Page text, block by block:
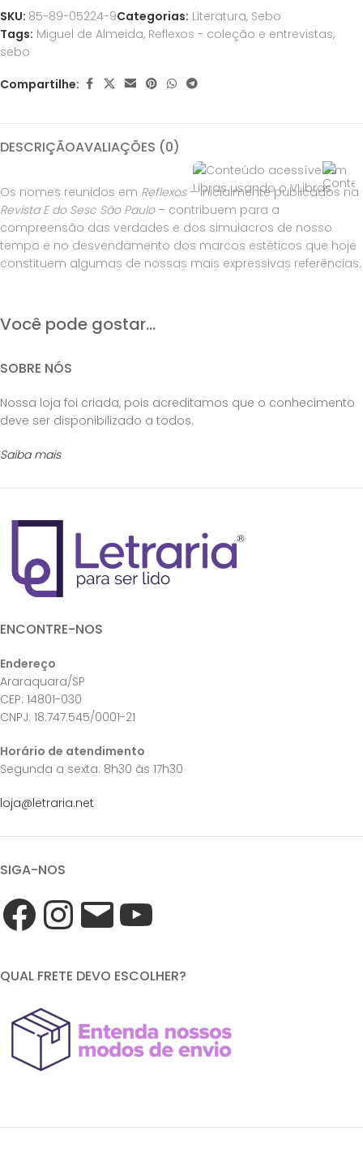
SKU: 85-89-05224-9Categorias: Literatura, Sebo
Tags: Miguel de Almeida, Reflexos - coleção e entrevistas,
sebo
Compartilhe:
DESCRIÇÃOAVALIAÇÕES (0)
Os nomes reunidos em Reflexos– inicialmente publicados na
Revista E do Sesc São Paulo– contribuem para a
compreensão das verdades e dos simulacros de nosso
tempo e no desvendamento dos marcos estéticos que hoje
constituem algumas de nossas mais expressivas referências.
Você pode gostar...
SOBRE NÓS
Nossa loja foi criada, pois acreditamos que o conhecimento
deve ser disponibilizado a todos.
Saiba mais
ENCONTRE-NOS
Endereço
Araraquara/SP
CEP: 14801-030
CNPJ: 18.747.545/0001-21
Horário de atendimento
Segunda a sexta: 8h30 às 17h30
loja@letraria.net
SIGA-NOS
QUAL FRETE DEVO ESCOLHER?